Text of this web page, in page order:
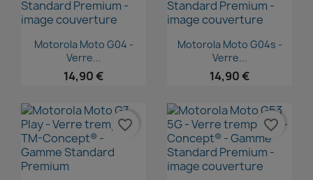
Aperçu rapide
Motorola Moto G04 -
Verre...
14,90 €
Aperçu rapide
Motorola Moto G04s -
Verre...
14,90 €
favorite_border favorite_border